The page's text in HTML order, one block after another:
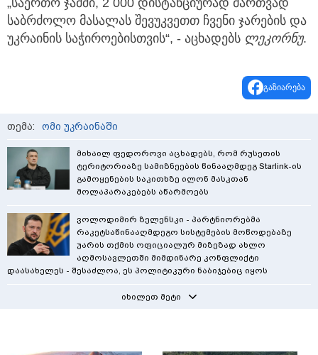
საბრძოლო მასალას შევუკვეთთ ჩვენი ჯარების და
უკრაინის საჭიროებისთვის“, - აცხადებს ლეკორნუ.
გაზიარება
თემა: ომი უკრაინაში
მიხაილ ფედოროვი აცხადებს, რომ რუსეთის
ტერიტორიაზე სამიზნეების წინააღმდეგ Starlink-ის
გამოყენების საკითხზე ილონ მასკთან
მოლაპარაკებებს აწარმოებს
ვოლოდიმირ ზელენსკი - პარტნიორებმა
რაკეტსაწინააღმდეგო სისტემების მოწოდებაზე
უარის თქმის ოფიციალურ მიზეზად ახლო
აღმოსავლეთში მიმდინარე კონფლიქტი
დაასახელეს - შესაძლოა, ეს პოლიტიკური ნაბიჯებიც იყოს
იხილეთ მეტი